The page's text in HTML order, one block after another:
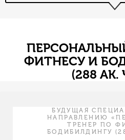
ФИТНЕСУ И
(288 АК.
БУДУЩАЯ
НАПРАВЛЕНИЮ
ТРЕНЕР ПО
БОДИБИЛДИНГУ